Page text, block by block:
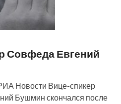
Совфеда Евгений
Новости Вице-спикер
Бушмин скончался после